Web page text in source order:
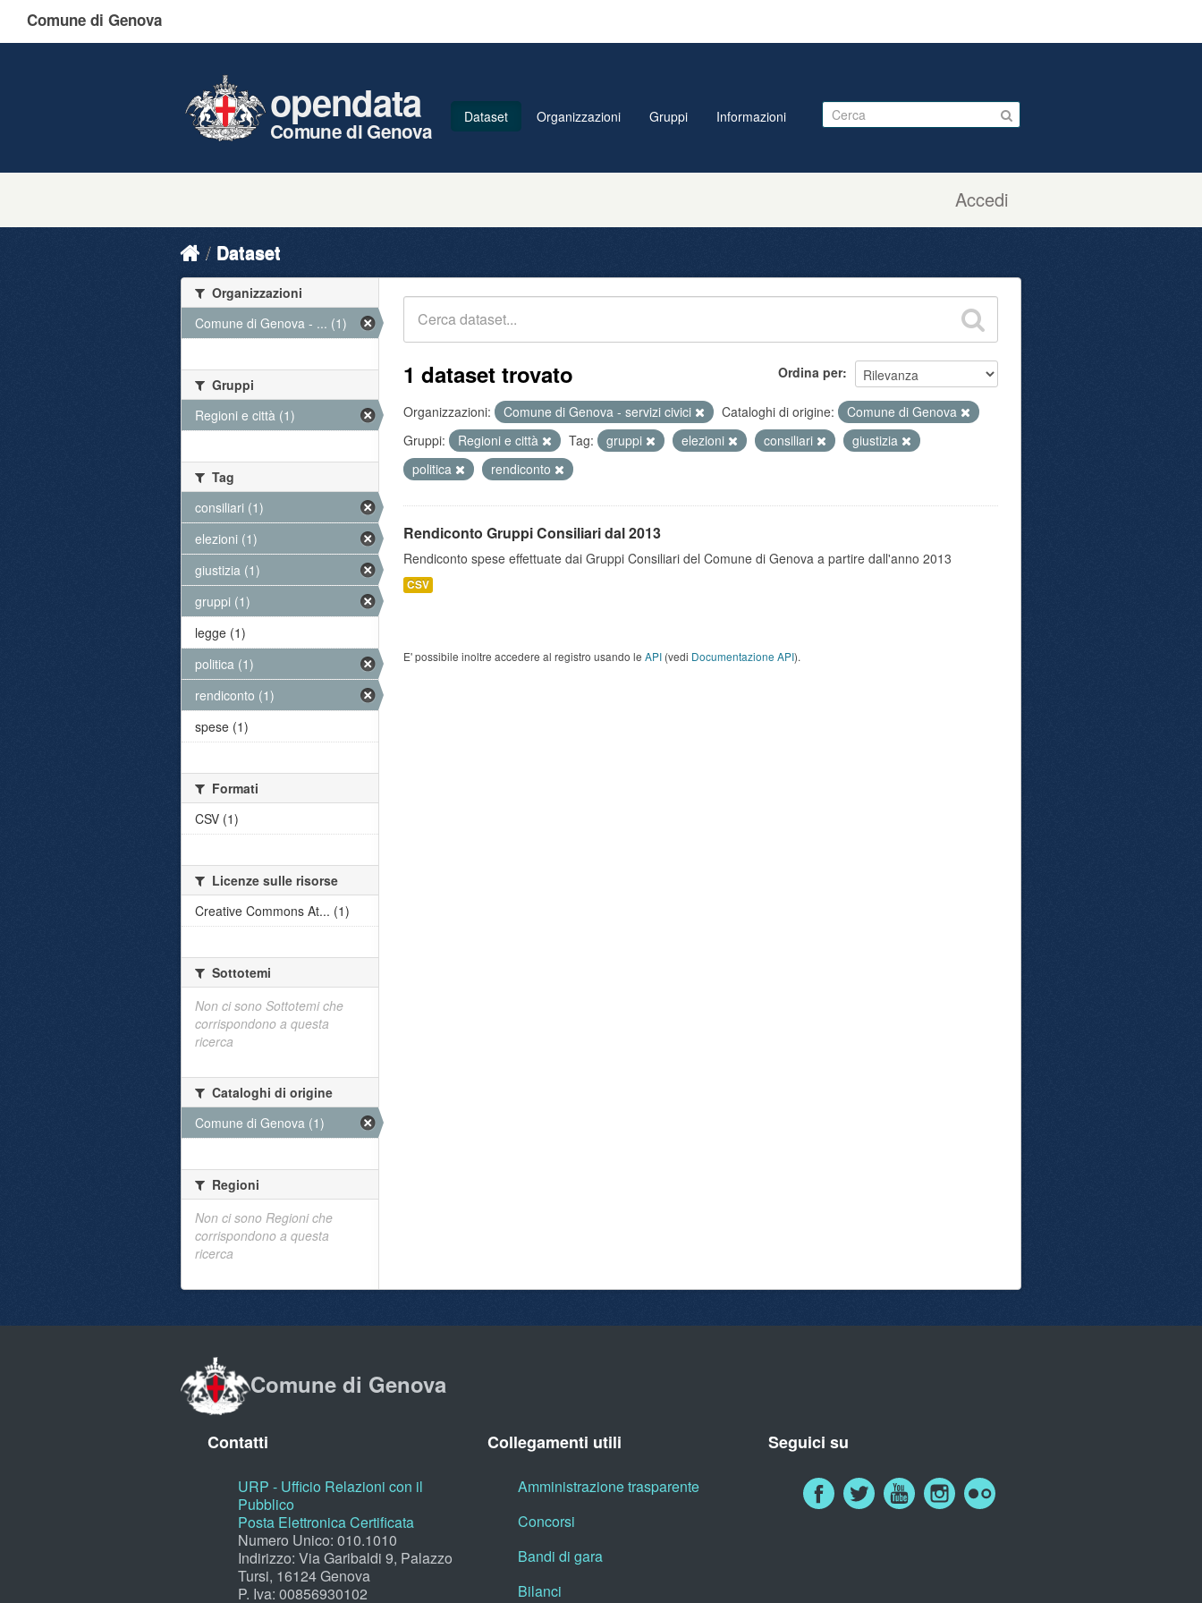
Comune di Genova
Accedi
opendata
Comune di Genova
Dataset Organizzazioni Gruppi Informazioni
Dataset
Ordina per
1 dataset trovato
Organizzazioni: Comune di Genova - servizi civici Cataloghi di origine:
Comune di Genova
Gruppi:
Regioni e città Tag: gruppi elezioni consiliari
giustizia
politica
rendiconto
Rendiconto Gruppi Consiliari dal 2013
Rendiconto spese effettuate dai Gruppi Consiliari del Comune di Genova a partire dall'anno 2013
CSV
E' possibile inoltre accedere al registro usando le API (vedi Documentazione API).
Organizzazioni
Comune di Genova - ... (1)
Gruppi
Regioni e città (1)
Tag
consiliari (1)
elezioni (1)
giustizia (1)
gruppi (1)
legge (1)
politica (1)
rendiconto (1)
spese (1)
Formati
CSV (1)
Licenze sulle risorse
Creative Commons At... (1)
Sottotemi
Non ci sono Sottotemi che
corrispondono a questa
ricerca
Cataloghi di origine
Comune di Genova (1)
Regioni
Non ci sono Regioni che
corrispondono a questa
ricerca
Comune di Genova
Contatti
URP - Ufficio Relazioni con il
Pubblico
Posta Elettronica Certificata
Numero Unico: 010.1010
Indirizzo: Via Garibaldi 9, Palazzo
Tursi, 16124 Genova
P. Iva: 00856930102
Collegamenti utili
Amministrazione trasparente
Concorsi
Bandi di gara
Bilanci
Seguici su